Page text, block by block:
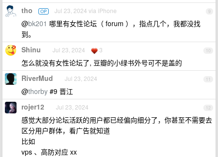
9
tho OP Jul 23, 2024 via iPhone
@bk201 哪里有女性论坛（ forum ），指点几个，我都没找
到。
10
Shinu Jul 23, 2024 3
怎么就没有女性论坛了, 豆瓣的小绿书外号可不是盖的
11
RiverMud Jul 23, 2024
@thorby #9 晋江
12
rojer12 Jul 23, 2024
感觉大部分论坛活跃的用户都已经偏向细分了，你甚至不需要去
区分用户群体，看广告就知道
比如
vps 、高防对应 xx